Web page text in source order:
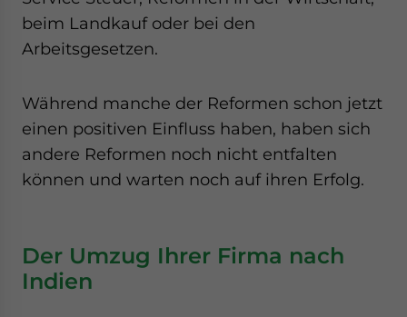
beim Landkauf oder bei den
Arbeitsgesetzen.
Während manche der Reformen schon jetzt
einen positiven Einfluss haben, haben sich
andere Reformen noch nicht entfalten
können und warten noch auf ihren Erfolg.
Der Umzug Ihrer Firma nach
Indien